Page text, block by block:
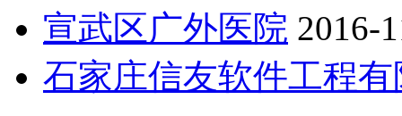
宣武区广外医院 2016-
石家庄信友软件工程